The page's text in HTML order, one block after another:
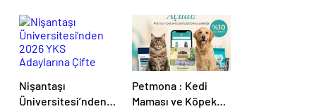
Nişantaşı
Üniversitesi’nden
Petmona : Kedi
Maması ve Köpek